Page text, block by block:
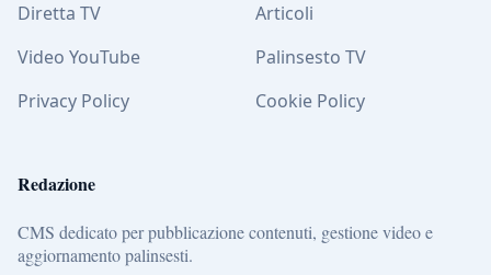
Diretta TV
Articoli
Video YouTube
Palinsesto TV
Privacy Policy
Cookie Policy
Redazione
CMS dedicato per pubblicazione contenuti, gestione video e
aggiornamento palinsesti.